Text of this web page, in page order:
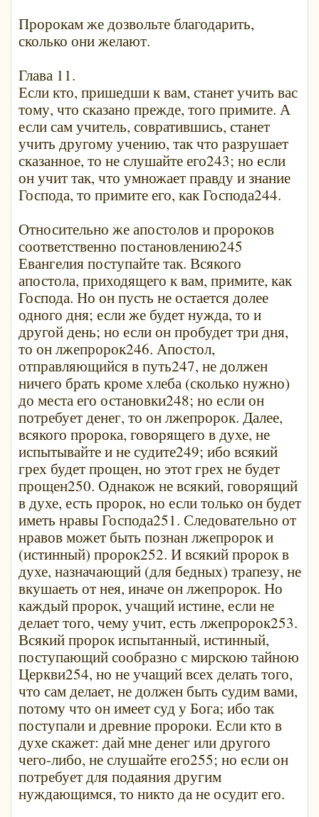
Пророкам же дозвольте благодарить,
сколько они желают.
Глава 11.
Если кто, пришедши к вам, станет учить вас
тому, что сказано прежде, того примите. А
если сам учитель, совратившись, станет
учить другому учению, так что разрушает
сказанное, то не слушайте его243; но если
он учит так, что умножает правду и знание
Господа, то примите его, как Господа244.
Относительно же апостолов и пророков
соответственно постановлению245
Евангелия поступайте так. Всякого
апостола, приходящего к вам, примите, как
Господа. Но он пусть не остается долее
одного дня; если же будет нужда, то и
другой день; но если он пробудет три дня,
то он лжепророк246. Апостол,
отправляющийся в путь247, не должен
ничего брать кроме хлеба (сколько нужно)
до места его остановки248; но если он
потребует денег, то он лжепророк. Далее,
всякого пророка, говорящего в духе, не
испытывайте и не судите249; ибо всякий
грех будет прощен, но этот грех не будет
прощен250. Однакож не всякий, говорящий
в духе, есть пророк, но если только он будет
иметь нравы Господа251. Следовательно от
нравов может быть познан лжепророк и
(истинный) пророк252. И всякий пророк в
духе, назначающий (для бедных) трапезу, не
вкушаеть от нея, иначе он лжепророк. Но
каждый пророк, учащий истине, если не
делает того, чему учит, есть лжепророк253.
Всякий пророк испытанный, истинный,
поступающий сообразно с мирскою тайною
Церкви254, но не учащий всех делать того,
что сам делает, не должен быть судим вами,
потому что он имеет суд у Бога; ибо так
поступали и древние пророки. Если кто в
духе скажет: дай мне денег или другого
чего-либо, не слушайте его255; но если он
потребует для подаяния другим
нуждающимся, то никто да не осудит его.